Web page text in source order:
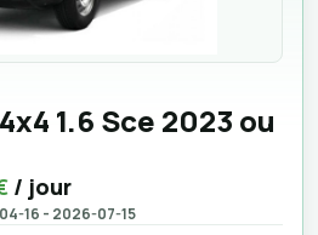
1.6 Sce 2023 ou
/ jour
16 - 2026-07-15